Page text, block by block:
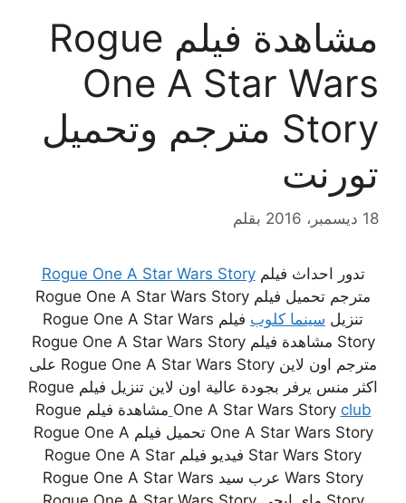
مشاهدة فيلم Rogue
One A Star Wars
Story مترجم وتحميل
تورنت
18 ديسمبر، 2016 بقلم
تدور احداث فيلمRogue One A Star Wars Story
مترجم تحميل فيلم Rogue One A Star Wars Story
تنزيل سينما كلوب
فيلم Rogue One A Star Wars
Story مشاهدة فيلم Rogue One A Star Wars Story
مترجم اون لاين Rogue One A Star Wars Story على
اكثر منس يرفر بجودة عالية اون لاين تنزيل فيلم Rogue
One A Star Wars Story club
مشاهدة فيلم Rogue
One A Star Wars Story تحميل فيلم Rogue One A
Star Wars Story فيديو فيلم Rogue One A Star
Wars Story عرب سيد Rogue One A Star Wars